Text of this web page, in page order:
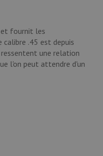
et fournit les
calibre .45 est depuis
une relation
l'on peut attendre d'un